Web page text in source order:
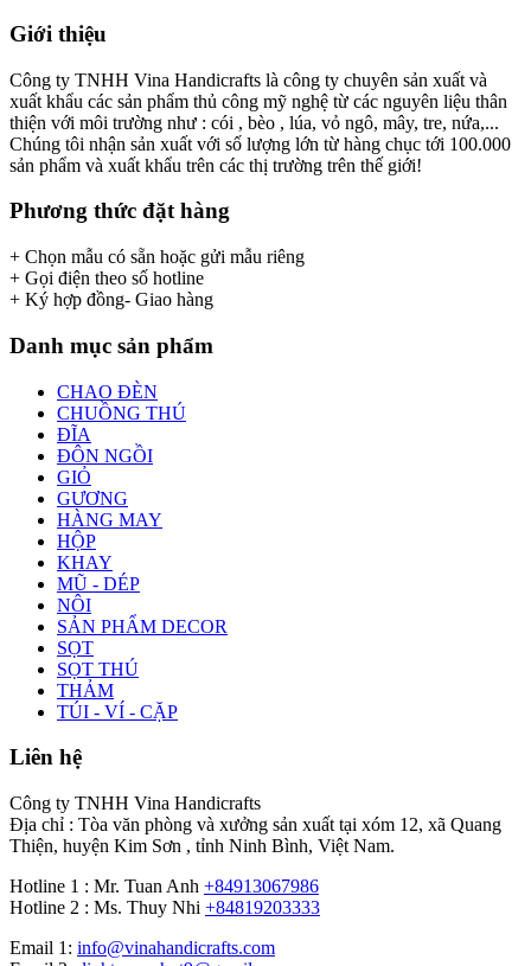
Giới thiệu
Công ty TNHH Vina Handicrafts là công ty chuyên sản xuất và
xuất khẩu các sản phẩm thủ công mỹ nghệ từ các nguyên liệu thân
thiện với môi trường như : cói , bèo , lúa, vỏ ngô, mây, tre, nứa,...
Chúng tôi nhận sản xuất với số lượng lớn từ hàng chục tới 100.000
sản phẩm và xuất khẩu trên các thị trường trên thế giới!
Phương thức đặt hàng
+ Chọn mẫu có sẵn hoặc gửi mẫu riêng
+ Gọi điện theo số hotline
+ Ký hợp đồng- Giao hàng
Danh mục sản phẩm
CHAO ĐÈN
CHUỒNG THÚ
ĐĨA
ĐÔN NGỒI
GIỎ
GƯƠNG
HÀNG MAY
HỘP
KHAY
MŨ - DÉP
NÔI
SẢN PHẨM DECOR
SỌT
SỌT THÚ
THẢM
TÚI - VÍ - CẶP
Liên hệ
Công ty TNHH Vina Handicrafts
Địa chỉ : Tòa văn phòng và xưởng sản xuất tại xóm 12, xã Quang
Thiện, huyện Kim Sơn , tỉnh Ninh Bình, Việt Nam.
Hotline 1 : Mr. Tuan Anh +84913067986
Hotline 2 : Ms. Thuy Nhi +84819203333
Email 1: info@vinahandicrafts.com